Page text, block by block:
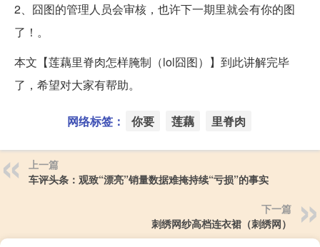
2、囧图的管理人员会审核，也许下一期里就会有你的图
了！。
本文【莲藕里脊肉怎样腌制（lol囧图）】到此讲解完毕
了，希望对大家有帮助。
网络标签： 你要 莲藕 里脊肉
上一篇
车评头条：观致“漂亮”销量数据难掩持续“亏损”的事实
下一篇
刺绣网纱高档连衣裙（刺绣网）